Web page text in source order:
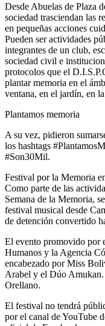
Desde Abuelas de Plaza
sociedad trasciendan las
en pequeñas acciones
Pueden ser actividades
integrantes de un club,
sociedad civil e
protocolos que el
plantar memoria en el
ventana, en el jardín, en
Plantamos memoria
A su vez, pidieron
los hashtags
#Son30Mil.
Festival por la Memoria
Como parte de las
Semana de la Memoria,
festival musical desde
de detención convertido
El evento promovido por
Humanos y la Agencia
encabezado por Miss
Arabel y el Dúo
Orellano.
El festival no tendrá
por el canal de YouTube